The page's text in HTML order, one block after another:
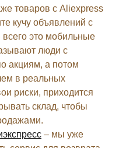
товаров с Aliexpress
кучу объявлений с
это мобильные
люди с
акциям, а потом
в реальных
риски, приходится
склад, чтобы
– мы уже